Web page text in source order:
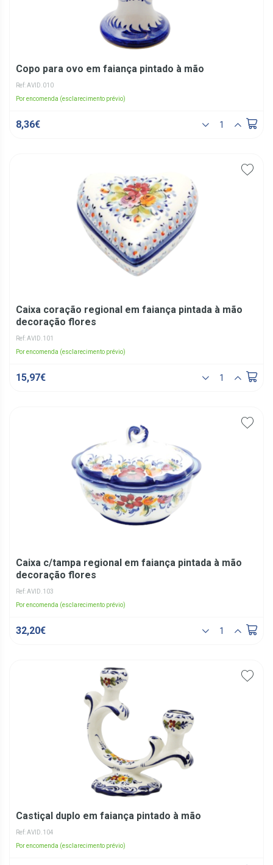
Copo para ovo em faiança pintado à mão
Ref: AVID.010
Por encomenda (esclarecimento prévio)
8,36€
Caixa coração regional em faiança pintada à mão
decoração flores
Ref: AVID.101
Por encomenda (esclarecimento prévio)
15,97€
Caixa c/tampa regional em faiança pintada à mão
decoração flores
Ref: AVID.103
Por encomenda (esclarecimento prévio)
32,20€
Castiçal duplo em faiança pintado à mão
Ref: AVID.104
Por encomenda (esclarecimento prévio)